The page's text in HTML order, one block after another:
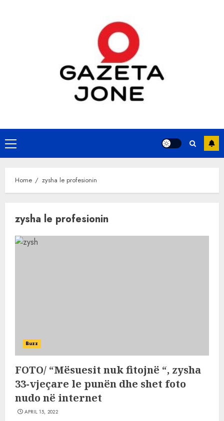
Primary
Menu
Home zysha le profesionin
zysha le profesionin
Buzz
FOTO/ “Mësuesit nuk fitojnë “, zysha
33-vjeçare le punën dhe shet foto
nudo në internet
APRIL 15, 2022